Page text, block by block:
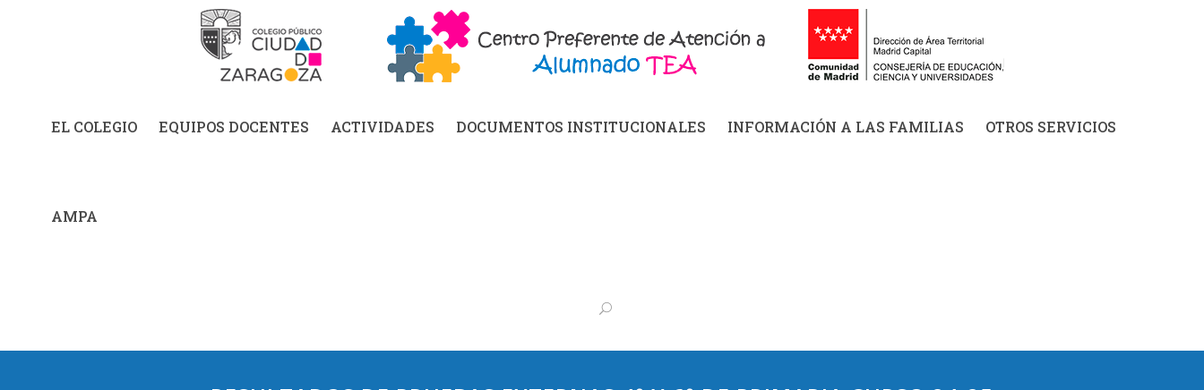
EL COLEGIO EQUIPOS DOCENTES ACTIVIDADES DOCUMENTOS INSTITUCIONALES INFORMACIÓN A LAS FAMILIAS OTROS SERVICIOS
AMPA